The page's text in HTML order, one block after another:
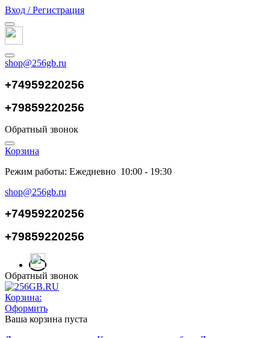
Вход / Регистрация
shop@256gb.ru
+74959220256
+79859220256
Обратный звонок
Корзина
Режим работы: Ежедневно 10:00 - 19:30
shop@256gb.ru
+74959220256
+79859220256
Обратный звонок
Корзина:
Оформить
Ваша корзина пуста